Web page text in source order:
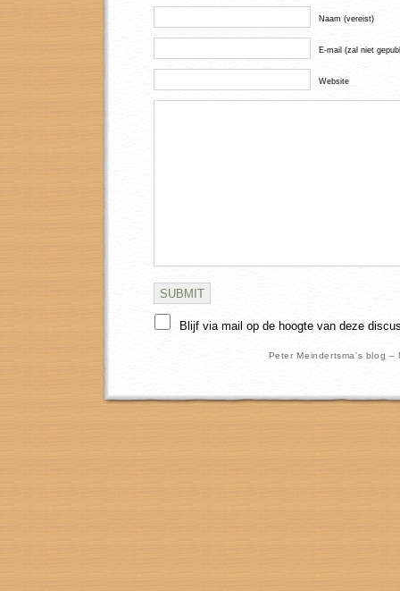
Naam (vereist)
E-mail (zal niet
Website
Blijf via mail op de hoogte van deze
Peter Meindertsma's blog